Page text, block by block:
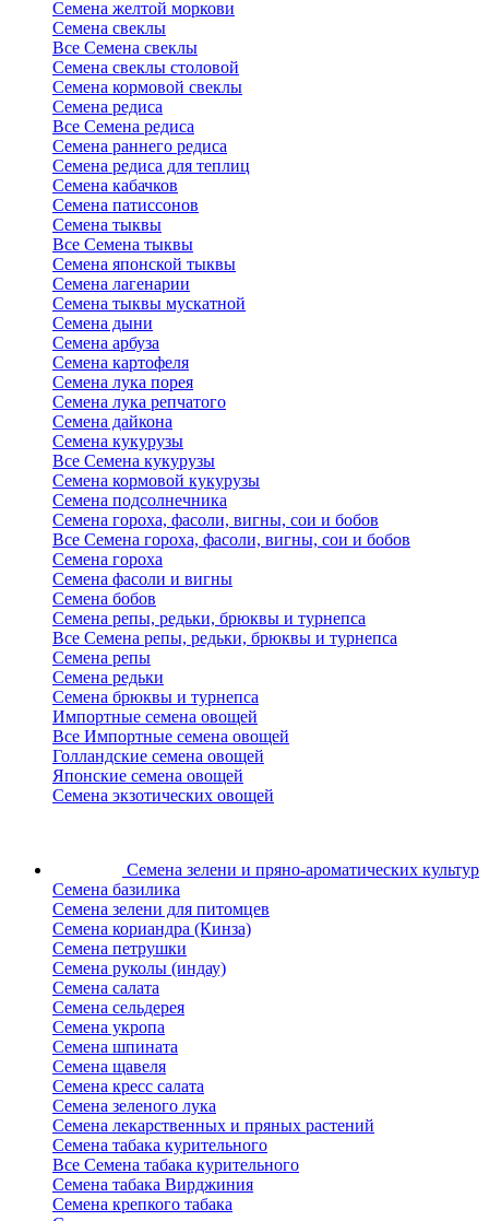
Семена желтой моркови
Семена свеклы
Все Семена свеклы
Семена свеклы столовой
Семена кормовой свеклы
Семена редиса
Все Семена редиса
Семена раннего редиса
Семена редиса для теплиц
Семена кабачков
Семена патиссонов
Семена тыквы
Все Семена тыквы
Семена японской тыквы
Семена лагенарии
Семена тыквы мускатной
Семена дыни
Семена арбуза
Семена картофеля
Семена лука порея
Семена лука репчатого
Семена дайкона
Семена кукурузы
Все Семена кукурузы
Семена кормовой кукурузы
Семена подсолнечника
Семена гороха, фасоли, вигны, сои и бобов
Все Семена гороха, фасоли, вигны, сои и бобов
Семена гороха
Семена фасоли и вигны
Семена бобов
Семена репы, редьки, брюквы и турнепса
Все Семена репы, редьки, брюквы и турнепса
Семена репы
Семена редьки
Семена брюквы и турнепса
Импортные семена овощей
Все Импортные семена овощей
Голландские семена овощей
Японские семена овощей
Семена экзотических овощей
Семена зелени и пряно-ароматических культур
Семена базилика
Семена зелени для питомцев
Семена кориандра (Кинза)
Семена петрушки
Семена руколы (индау)
Семена салата
Семена сельдерея
Семена укропа
Семена шпината
Семена щавеля
Семена кресс салата
Семена зеленого лука
Семена лекарственных и пряных растений
Семена табака курительного
Все Семена табака курительного
Семена табака Вирджиния
Семена крепкого табака